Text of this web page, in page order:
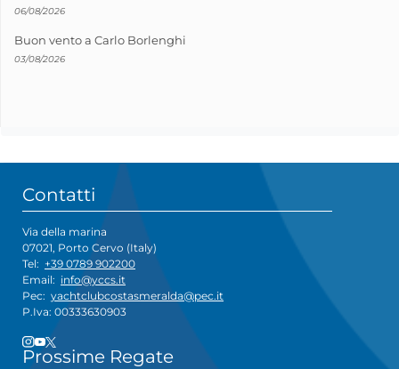
06/08/2026
Buon vento a Carlo Borlenghi
03/08/2026
Contatti
Via della marina
07021, Porto Cervo (Italy)
Tel: +39 0789 902200
Email: info@yccs.it
Pec: yachtclubcostasmeralda@pec.it
P.Iva: 00333630903
Prossime Regate